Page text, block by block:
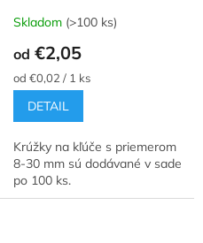
Priemerné
produktu
je
5,0
5
hviezdičiek.
Skladom (>100 ks)
od €2,05
Jednotková
cena:
od €0,02 / 1 ks
DETAIL
Krúžky na kľúče s priemerom
8-30 mm sú dodávané v sade
po 100 ks.